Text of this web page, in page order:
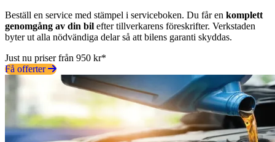
Beställ en service med stämpel i serviceboken. Du får en komplett
genomgång av din bil efter tillverkarens föreskrifter. Verkstaden
byter ut alla nödvändiga delar så att bilens garanti skyddas.
Just nu priser från 950 kr*
Få offerter